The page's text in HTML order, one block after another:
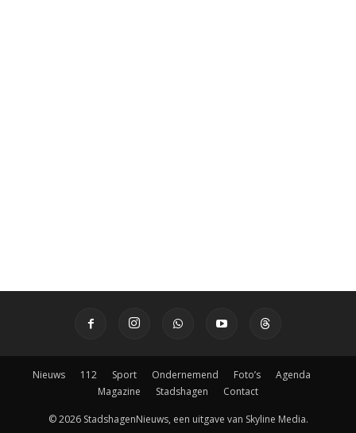
Nieuws 112 Sport Ondernemend Foto’s
Agenda
Magazine
Stadshagen Contact
© 2026 StadshagenNieuws, een uitgave van Skyline Media.